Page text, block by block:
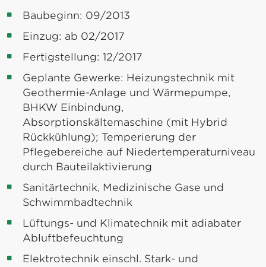
Baubeginn: 09/2013
Einzug: ab 02/2017
Fertigstellung: 12/2017
Geplante Gewerke: Heizungstechnik mit
Geothermie-Anlage und Wärmepumpe,
BHKW Einbindung,
Absorptionskältemaschine (mit Hybrid
Rückkühlung); Temperierung der
Pflegebereiche auf Niedertemperaturniveau
durch Bauteilaktivierung
Sanitärtechnik, Medizinische Gase und
Schwimmbadtechnik
Lüftungs- und Klimatechnik mit adiabater
Abluftbefeuchtung
Elektrotechnik einschl. Stark- und